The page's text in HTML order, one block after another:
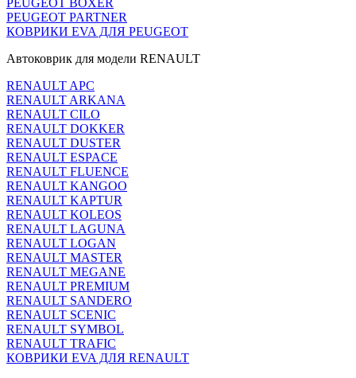
PEUGEOT PARTNER
КОВРИКИ EVA ДЛЯ PEUGEOT
Автоковрик для модели RENAULT
RENAULT APC
RENAULT ARKANA
RENAULT CILO
RENAULT DOKKER
RENAULT DUSTER
RENAULT ESPACE
RENAULT FLUENCE
RENAULT KANGOO
RENAULT KAPTUR
RENAULT KOLEOS
RENAULT LAGUNA
RENAULT LOGAN
RENAULT MASTER
RENAULT MEGANE
RENAULT PREMIUM
RENAULT SANDERO
RENAULT SCENIC
RENAULT SYMBOL
RENAULT TRAFIC
КОВРИКИ EVA ДЛЯ RENAULT